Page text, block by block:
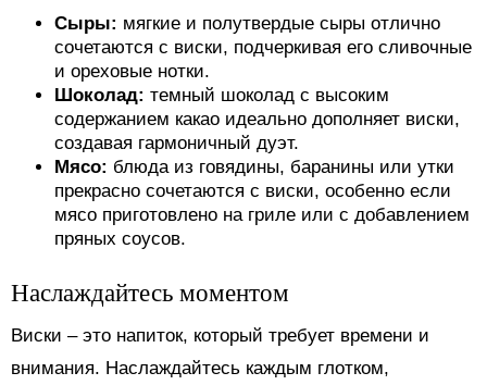
Сыры: мягкие и полутвердые сыры отлично
сочетаются с виски, подчеркивая его сливочные
и ореховые нотки.
Шоколад: темный шоколад с высоким
содержанием какао идеально дополняет виски,
создавая гармоничный дуэт.
Мясо: блюда из говядины, баранины или утки
прекрасно сочетаются с виски, особенно если
мясо приготовлено на гриле или с добавлением
пряных соусов.
Наслаждайтесь моментом
Виски – это напиток, который требует времени и
внимания. Наслаждайтесь каждым глотком,